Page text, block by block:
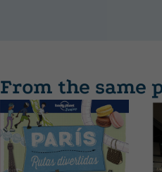
From the same